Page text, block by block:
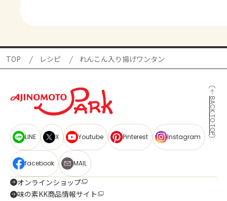
TOP レシピ れんこん入り揚げワンタン
BACK TO TOP
LINE X Youtube Pinterest Instagram
facebook MAIL
オンラインショップ
味の素KK商品情報サイト